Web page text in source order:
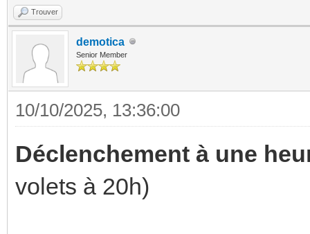
Trouver
demotica
Senior Member
10/10/2025, 13:36:00
Déclenchement à une
volets à 20h)